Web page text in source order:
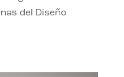
del Diseño